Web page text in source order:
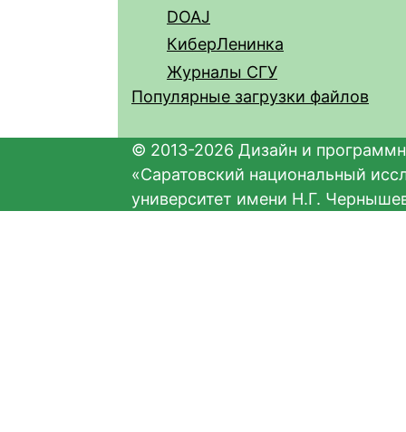
DOAJ
КиберЛенинка
Журналы СГУ
Популярные загрузки файлов
© 2013-2026 Дизайн и
«Саратовский национальный
университет имени Н.Г.